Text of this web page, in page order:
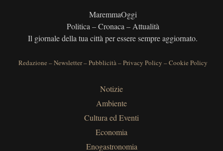
MaremmaOggi
Politica – Cronaca – Attualità
Il giornale della tua città per essere sempre aggiornato.
Redazione –Newsletter–Pubblicità–Privacy Policy –Cookie Policy
Notizie
Ambiente
Cultura ed Eventi
Economia
Enogastronomia